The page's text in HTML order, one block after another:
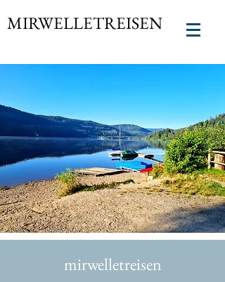
MIRWELLETREISEN
mirwelletreisen